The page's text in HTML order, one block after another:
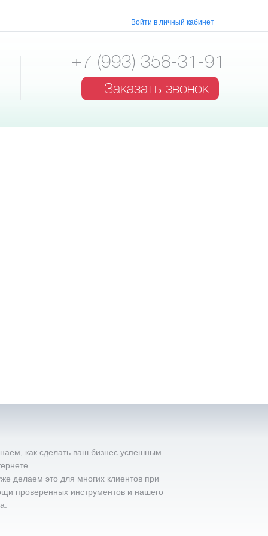
Войти в личный кабинет
+7 (993) 358-31-91
Заказать звонок
как сделать ваш бизнес успешным
делаем это для многих клиентов при
проверенных инструментов и нашего